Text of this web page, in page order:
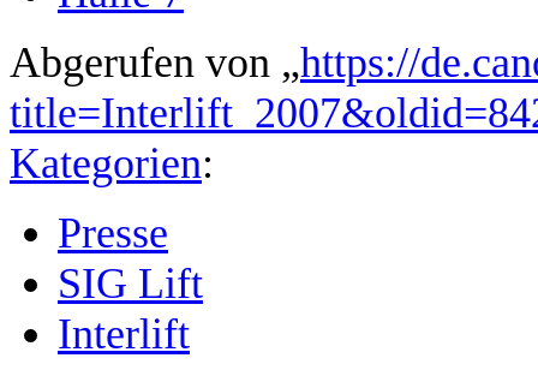
Abgerufen von „https://
Kategorien:
Presse
SIG Lift
Interlift